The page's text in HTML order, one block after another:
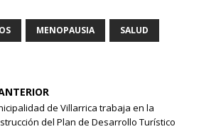
MENOPAUSIA SALUD
de Villarrica trabaja en la
del Plan de Desarrollo Turístico